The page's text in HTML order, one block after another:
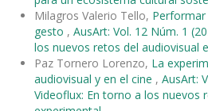
Milagros Valerio Tello,
gesto , AusArt: Vol. 12 Núm. 1
los nuevos retos del audiovisual
Paz Tornero Lorenzo, La
audiovisual y en el cine , AusArt:
Videoflux: En torno a los nuevos